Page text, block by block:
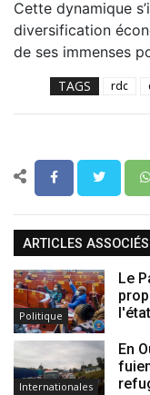
Cette dynamique
diversification
de ses immenses
TAGS rdc
ARTICLES ASSOCIÉS
Politique
Le
Internationales
En